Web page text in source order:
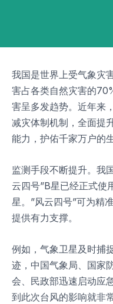
我国是世界上受气象灾
害占各类自然灾害的
害呈多发趋势。近年来
减灾体制机制，全面提
能力，护佑千家万户的
监测手段不断提升。我
云四号”B星已经正式使
星。”风云四号”可为精
提供有力支撑。
例如，气象卫星及时捕
迹，中国气象局、国家
会、民政部迅速启动应
到此次台风的影响就非常